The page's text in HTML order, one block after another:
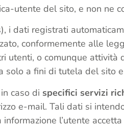
utente del sito, e non ne
i dati registrati
conformemente alle
o comunque attività
solo a fini di tutela del sito
caso di specifici servizi
e-mail. Tali dati si
l’utente